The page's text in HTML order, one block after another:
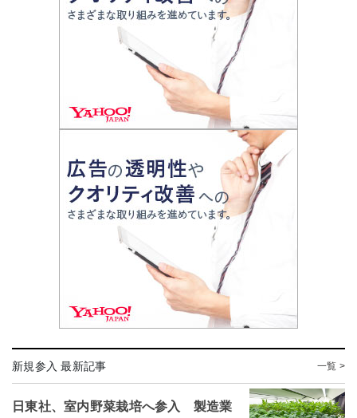
新規参入 最新記事 一覧 >
日東社、室内野菜栽培へ参入 製造業